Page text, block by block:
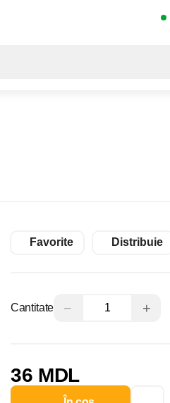
Favorite Distribuie
Cantitate − +
36 MDL